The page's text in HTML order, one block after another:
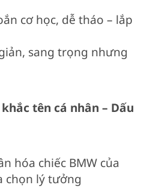
cơ học, dễ tháo – lắp
sang trọng nhưng
tên cá nhân – Dấu
hóa chiếc BMW của
chọn lý tưởng